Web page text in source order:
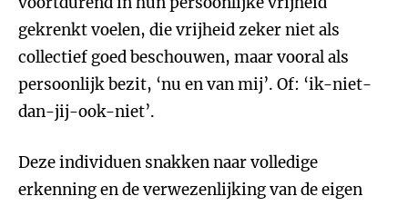
gekrenkt voelen, die vrijheid zeker niet als
collectief goed beschouwen, maar vooral als
persoonlijk bezit, ‘nu en van mij’. Of: ‘ik-niet-
dan-jij-ook-niet’.
Deze individuen snakken naar volledige
erkenning en de verwezenlijking van de eigen